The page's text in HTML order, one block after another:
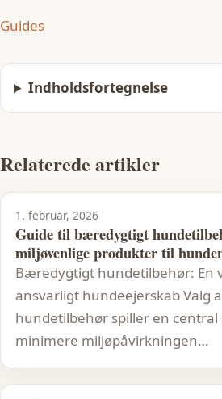
Guides
Indholdsfortegnelse
Relaterede artikler
1. februar, 2026
Guide til bæredygtigt
miljøvenlige produkter til
Bæredygtigt hundetilbehør: En
ansvarligt hundeejerskab Valg
hundetilbehør spiller en central
minimere miljøpåvirkningen…